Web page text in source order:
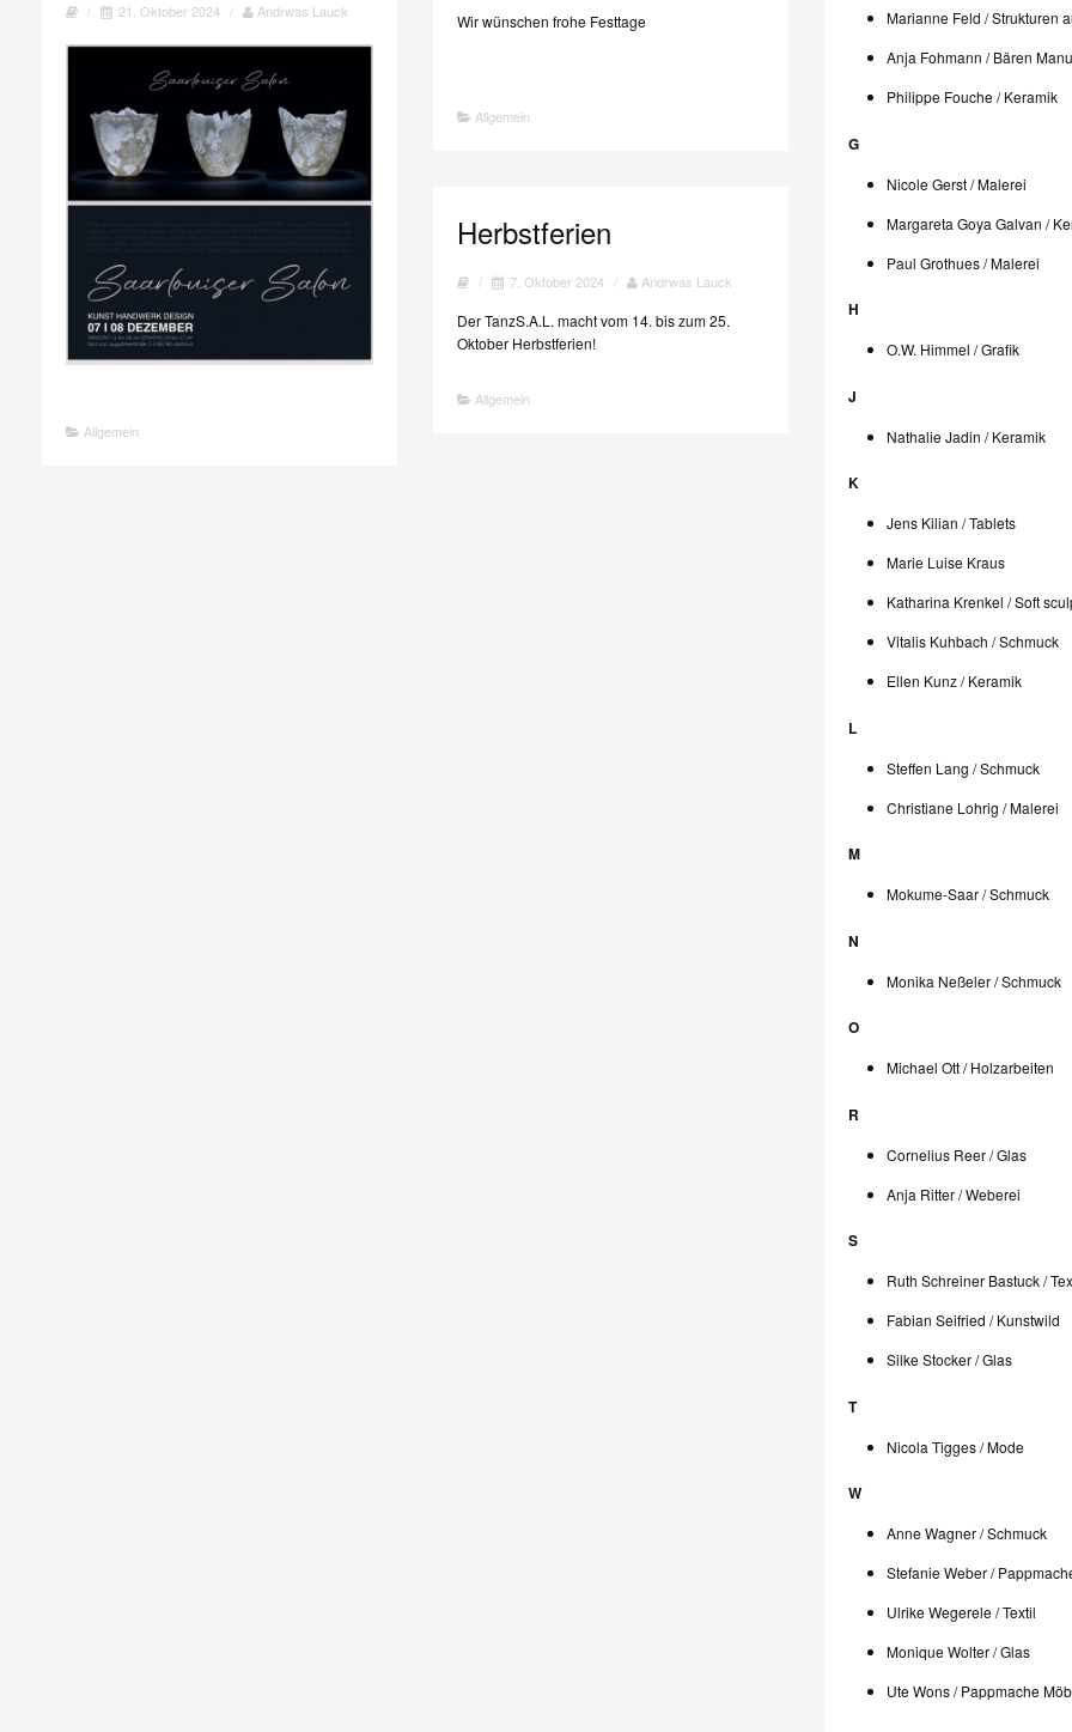
Marianne Feld / Strukturen
Anja Fohmann / Bären
Philippe Fouche / Keramik
G
Nicole Gerst / Malerei
Margareta Goya Galvan /
Paul Grothues / Malerei
H
O.W. Himmel / Grafik
J
Nathalie Jadin / Keramik
K
Jens Kilian / Tablets
Marie Luise Kraus
Katharina Krenkel / Soft
Vitalis Kuhbach / Schmuck
Ellen Kunz / Keramik
L
Steffen Lang / Schmuck
Christiane Lohrig / Malerei
M
Mokume-Saar / Schmuck
N
Monika Neßeler / Schmuck
O
Michael Ott / Holzarbeiten
R
Cornelius Reer / Glas
Anja Ritter / Weberei
S
Ruth Schreiner Bastuck /
Fabian Seifried / Kunstwild
Silke Stocker / Glas
T
Nicola Tigges / Mode
W
Anne Wagner / Schmuck
Stefanie Weber /
Ulrike Wegerele / Textil
Monique Wolter / Glas
Ute Wons / Pappmache
Wir wünschen frohe Festtage
Allgemein
/ 21. Oktober 2024 / Andrwas Lauck
Allgemein
Herbstferien
/ 7. Oktober 2024 / Andrwas Lauck
Der TanzS.A.L. macht vom 14. bis zum 25.
Oktober Herbstferien!
Allgemein